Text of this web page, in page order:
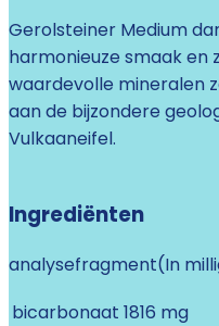
Gerolsteiner Medium
harmonieuze smaak en
waardevolle mineralen
aan de bijzondere
Vulkaaneifel.
Ingrediënten
analysefragment(In
bicarbonaat 1816 mg